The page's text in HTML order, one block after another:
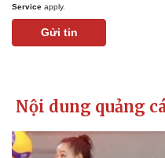
Tin nóng
Service apply.
Gửi tin